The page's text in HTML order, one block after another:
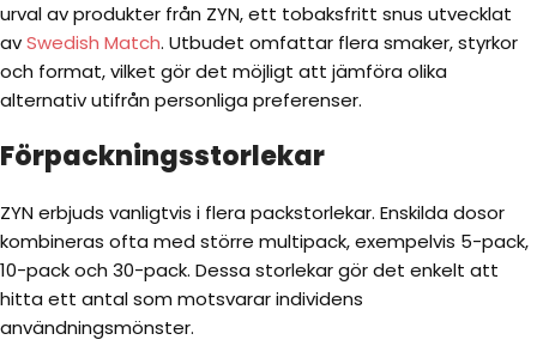
urval av produkter från ZYN, ett tobaksfritt snus utvecklat
avSwedish Match. Utbudet omfattar flera smaker, styrkor
och format, vilket gör det möjligt att jämföra olika
alternativ utifrån personliga preferenser.
Förpackningsstorlekar
ZYN erbjuds vanligtvis i flera packstorlekar. Enskilda dosor
kombineras ofta med större multipack, exempelvis 5-pack,
10-pack och 30-pack. Dessa storlekar gör det enkelt att
hitta ett antal som motsvarar individens
användningsmönster.